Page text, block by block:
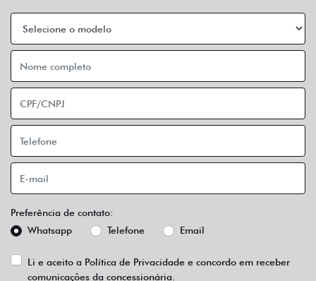
Preferência de contato:
Whatsapp
Telefone Email
Li e aceito a Política de Privacidade e concordo em receber
comunicações da concessionária.